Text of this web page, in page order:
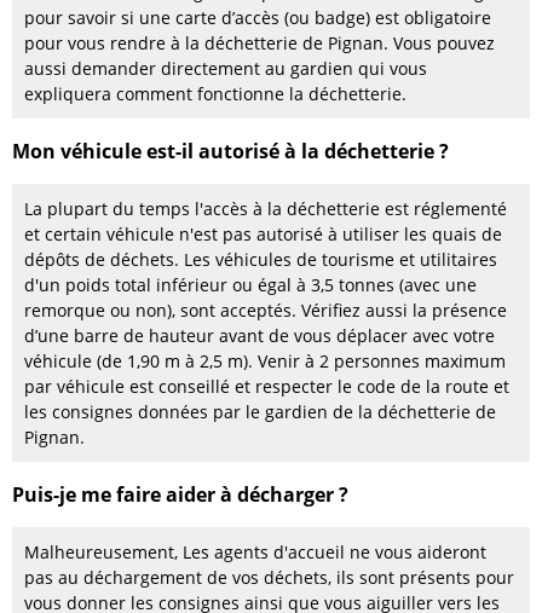
pour savoir si une carte d’accès (ou badge) est obligatoire
pour vous rendre à la déchetterie de Pignan. Vous pouvez
aussi demander directement au gardien qui vous
expliquera comment fonctionne la déchetterie.
Mon véhicule est-il autorisé à la déchetterie ?
La plupart du temps l'accès à la déchetterie est réglementé
et certain véhicule n'est pas autorisé à utiliser les quais de
dépôts de déchets. Les véhicules de tourisme et utilitaires
d'un poids total inférieur ou égal à 3,5 tonnes (avec une
remorque ou non), sont acceptés. Vérifiez aussi la présence
d’une barre de hauteur avant de vous déplacer avec votre
véhicule (de 1,90 m à 2,5 m). Venir à 2 personnes maximum
par véhicule est conseillé et respecter le code de la route et
les consignes données par le gardien de la déchetterie de
Pignan.
Puis-je me faire aider à décharger ?
Malheureusement, Les agents d'accueil ne vous aideront
pas au déchargement de vos déchets, ils sont présents pour
vous donner les consignes ainsi que vous aiguiller vers les